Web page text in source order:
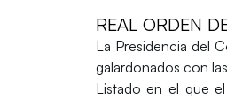
REAL ORDEN
La Presidencia del
galardonados con
Listado en el que